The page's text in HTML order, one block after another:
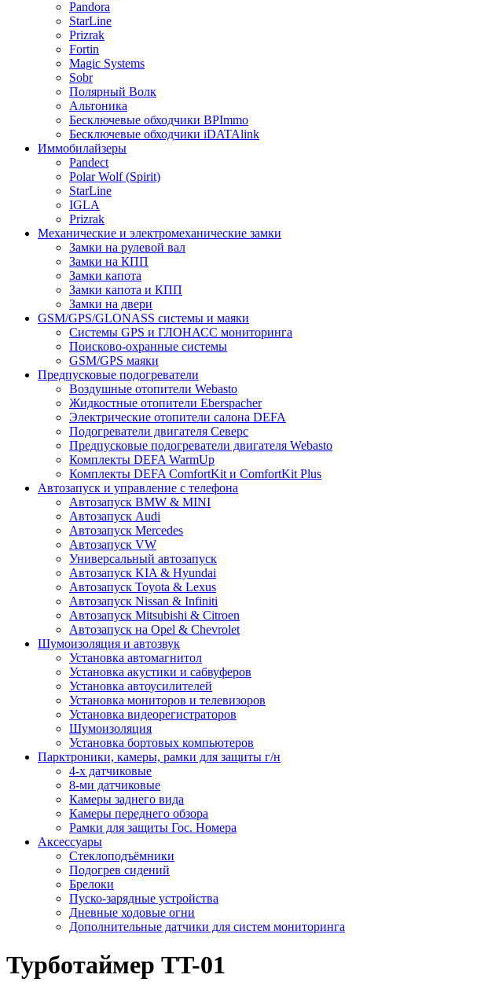
Pandora
StarLine
Prizrak
Fortin
Magic Systems
Sobr
Полярный Волк
Альтоника
Бесключевые обходчики BPImmo
Бесключевые обходчики iDATAlink
Иммобилайзеры
Pandect
Polar Wolf (Spirit)
StarLine
IGLA
Prizrak
Механические и электромеханические замки
Замки на рулевой вал
Замки на КПП
Замки капота
Замки капота и КПП
Замки на двери
GSM/GPS/GLONASS системы и маяки
Системы GPS и ГЛОНАСС мониторинга
Поисково-охранные системы
GSM/GPS маяки
Предпусковые подогреватели
Воздушные отопители Webasto
Жидкостные отопители Eberspacher
Электрические отопители салона DEFA
Подогреватели двигателя Северс
Предпусковые подогреватели двигателя Webasto
Комплекты DEFA WarmUp
Комплекты DEFA ComfortKit и ComfortKit Plus
Автозапуск и управление с телефона
Автозапуск BMW & MINI
Автозапуск Audi
Автозапуск Mercedes
Автозапуск VW
Универсальный автозапуск
Автозапуск KIA & Hyundai
Автозапуск Toyota & Lexus
Автозапуск Nissan & Infiniti
Автозапуск Mitsubishi & Citroen
Автозапуск на Opel & Chevrolet
Шумоизоляция и автозвук
Установка автомагнитол
Установка акустики и сабвуферов
Установка автоусилителей
Установка мониторов и телевизоров
Установка видеорегистраторов
Шумоизоляция
Установка бортовых компьютеров
Парктроники, камеры, рамки для защиты г/н
4-х датчиковые
8-ми датчиковые
Камеры заднего вида
Камеры переднего обзора
Рамки для защиты Гос. Номера
Аксессуары
Стеклоподъёмники
Подогрев сидений
Брелоки
Пуско-зарядные устройства
Дневные ходовые огни
Дополнительные датчики для систем мониторинга
Турботаймер TT-01